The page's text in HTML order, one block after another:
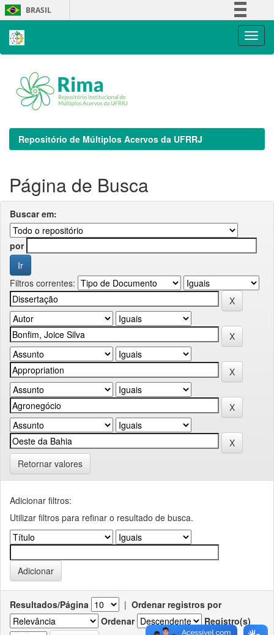
Skip
navigation
BRASIL
Repositório de Múltiplos Acervos da UFRRJ
Página de Busca
Buscar em:
por
Filtros correntes:
Retornar valores
Adicionar filtros:
Utilizar filtros para refinar o resultado de busca.
Resultados/Página | Ordenar registros por
Ordenar
Registro(s)